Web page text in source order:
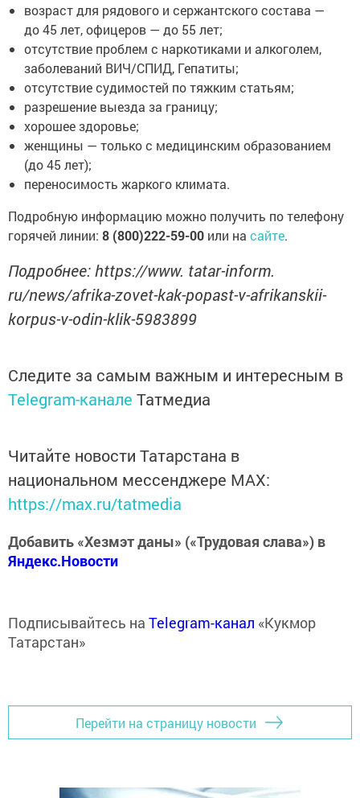
возраст для рядового и сержантского состава —
до 45 лет, офицеров — до 55 лет;
отсутствие проблем с наркотиками и алкоголем,
заболеваний ВИЧ/СПИД, Гепатиты;
отсутствие судимостей по тяжким статьям;
разрешение выезда за границу;
хорошее здоровье;
женщины — только с медицинским образованием
(до 45 лет);
переносимость жаркого климата.
Подробную информацию можно получить по телефону
горячей линии: 8 (800)222-59-00 или на сайте.
Подробнее: https://www. tatar-inform.
ru/news/afrika-zovet-kak-popast-v-afrikanskii-
korpus-v-odin-klik-5983899
Следите за самым важным и интересным в
Telegram-канале Татмедиа
Читайте новости Татарстана в
национальном мессенджере MАХ:
https://max.ru/tatmedia
Добавить «Хезмэт даны» («Трудовая слава») в
Яндекс.Новости
Подписывайтесь на Telegram-канал «Кукмор
Татарстан»
Перейти на страницу новости